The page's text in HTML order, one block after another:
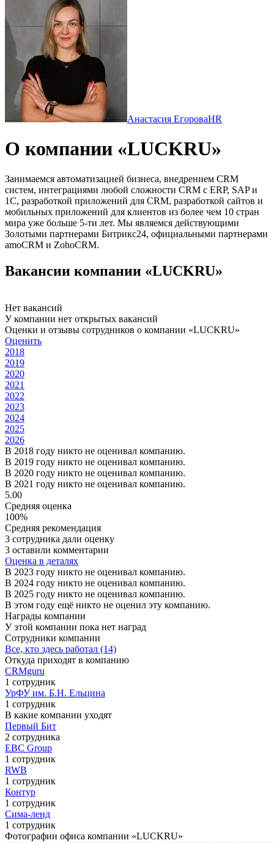
Анастасия ЕгороваHR
О компании «LUCKRU»
Занимаемся автоматизацией бизнеса, внедрением CRM
систем, интеграциями любой сложности CRM с ERP, SAP и
1С, разработкой приложений для CRM, разработкой сайтов и
мобильных приложений для клиентов из более чем 10 стран
мира уже больше 5-ти лет. Мы являемся действующими
Золотыми партнерами Битрикс24, официальными партнерами
amoCRM и ZohoCRM.
Вакансии компании «LUCKRU»
Нет вакансий
У компании нет открытых вакансий
Оценки и отзывы сотрудников о компании «LUCKRU»
Оценить
2018
2019
2020
2021
2022
2023
2024
2025
2026
В 2018 году никто не оценивал компанию.
В 2019 году никто не оценивал компанию.
В 2020 году никто не оценивал компанию.
В 2021 году никто не оценивал компанию.
5.00
Средняя оценка
100%
Средняя рекомендация
3 сотрудника дали оценку
3 оставили комментарии
Оценка в деталях
В 2023 году никто не оценивал компанию.
В 2024 году никто не оценивал компанию.
В 2025 году никто не оценивал компанию.
В этом году ещё никто не оценил эту компанию.
Награды компании
У этой компании пока нет наград
Сотрудники компании
Все, кто здесь работал (14)
Откуда приходят в компанию
CRMguru
1 сотрудник
УрФУ им. Б.Н. Ельцина
1 сотрудник
В какие компании уходят
Первый Бит
2 сотрудника
EBC Group
1 сотрудник
RWB
1 сотрудник
Контур
1 сотрудник
Сима-ленд
1 сотрудник
Фотографии офиса компании «LUCKRU»